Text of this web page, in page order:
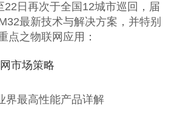
22日再次于全国12城市巡回，届
最新技术与解决方案，并特别
点之物联网应用：
市场策略
界最高性能产品详解